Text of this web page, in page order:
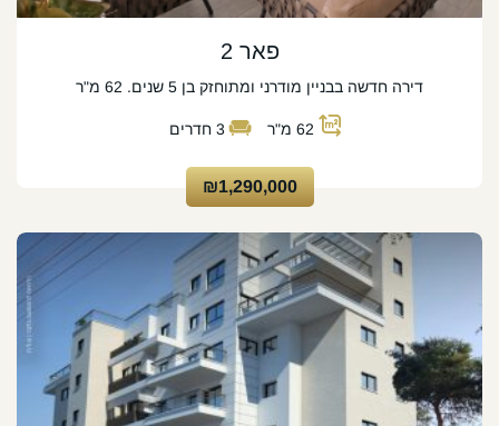
פאר 2
דירה חדשה בבניין מודרני ומתוחזק בן 5 שנים. 62 מ"ר
62 מ"ר 3 חדרים
₪1,290,000